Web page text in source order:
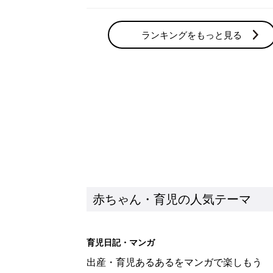
ランキングをもっと見る
赤ちゃん・育児の人気テーマ
育児日記・マンガ
出産・育児あるあるをマンガで楽しもう